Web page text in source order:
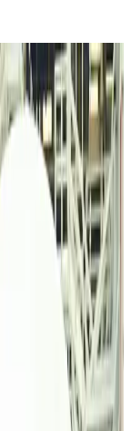
MoCAT
Russian nuclear
operation rise
across APAC